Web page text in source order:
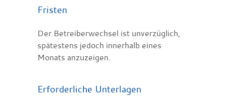
Fristen
Der Betreiberwechsel ist unverzüglich,
spätestens jedoch innerhalb eines
Monats anzuzeigen.
Erforderliche Unterlagen